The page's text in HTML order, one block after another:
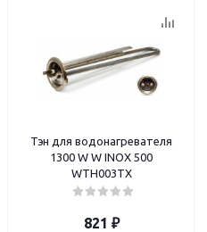
Тэн для водонагревателя
1300 W W INOX 500
WTH003TX
821 ₽